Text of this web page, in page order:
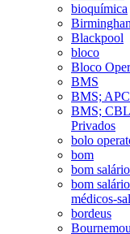
bioquímica
Blackpool
bloco
Bloco
BMS
BMS;
BMS;
Privados
bolo
bom
bom salário
bom
médicos-
bordeus